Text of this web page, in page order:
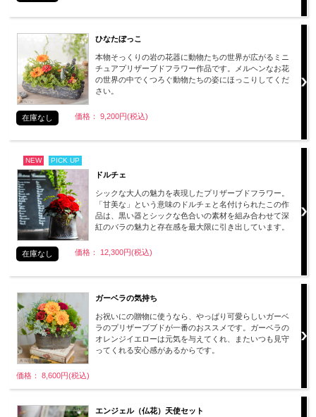
ひなたぼっこ
本物そっくりの岩の花器に動物たちの世界が広がるミニ
チュアプリザーブドフラワー作品です。メルヘンなお花
の世界の中でくつろぐ動物たちの姿にほっこりしてくだ
さい。
価格： 9,200円(税込)
在庫なし
NEW PICK UP
ドルチェ
シックな大人の魅力を表現したプリザーブドフラワー。
「甘美な」という意味のドルチェと名付けられたこの作
品は、黒い器とシックな色合いの素材を組み合わせて深
紅のバラの魅力と存在感を最大限に引き出しています。
価格： 12,300円(税込)
在庫なし
ガーベラの気持ち
お祝いにの贈物に使うなら、やっぱり可愛らしいガーベ
ラのプリザーブブドが一番のおススメです。ガーベラの
オレンジイエローは元気を与えてくれ、またいつも見守
ってくれる安心感があるからです。
価格： 8,600円(税込)
エンジェル（仏花）天使セット